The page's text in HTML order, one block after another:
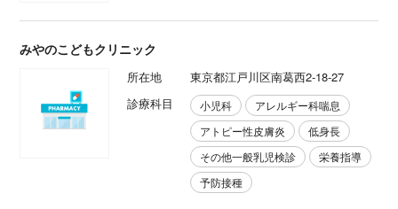
みやのこどもクリニック
所在地
東京都江戸川区南葛西2-18-27
診療科目
小児科
アレルギー科喘息
アトピー性皮膚炎
低身長
その他一般乳児検診
栄養指導
予防接種